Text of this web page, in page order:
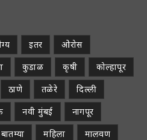
इतर
ओरोस
कुडाळ कृषी
कोल्हापूर
ठाणे तळेरे
दिल्ली
नवी मुंबई
नागपूर
बातम्या महिला
मालवण